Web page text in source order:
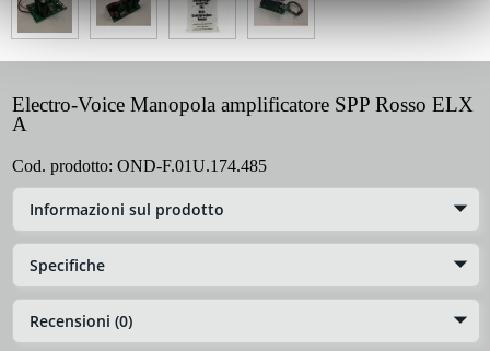
Electro-Voice Manopola amplificatore SPP Rosso ELX
A
Cod. prodotto: OND-F.01U.174.485
Informazioni sul prodotto
Specifiche
Recensioni (0)